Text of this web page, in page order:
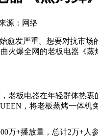
源：网络
愈发严重。想要对抗市
火爆全网的老板电器《
老板电器在年轻群体热
，将老板蒸烤一体
万+播放量，总计2万+人